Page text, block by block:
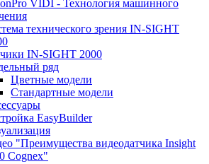
VIDI - Технология машинного
технического зрения IN-SIGHT
IN-SIGHT 2000
ряд
Цветные модели
Стандартные модели
EasyBuilder
"Преимущества видеодатчика Insight
Cognex"